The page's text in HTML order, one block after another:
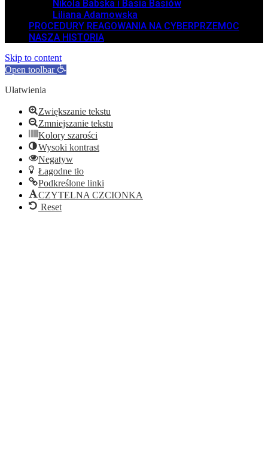
Nikola Babska i Basia Basiów
Liliana Adamowska
PROCEDURY REAGOWANIA NA CYBERPRZEMOC
NASZA HISTORIA
Skip to content
Open toolbar
Ułatwienia
Zwiększanie tekstu
Zmniejszanie tekstu
Kolory szarości
Wysoki kontrast
Negatyw
Łagodne tło
Podkreślone linki
CZYTELNA CZCIONKA
Reset